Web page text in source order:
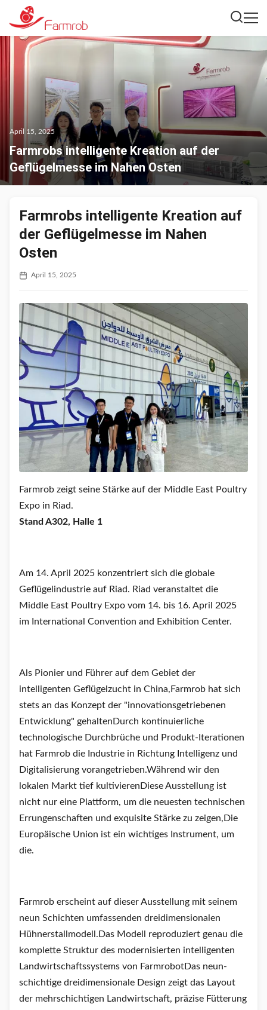
April 15, 2025
Farmrobs intelligente Kreation auf der
Geflügelmesse im Nahen Osten
Farmrobs intelligente Kreation auf
der Geflügelmesse im Nahen
Osten
April 15, 2025
Farmrob zeigt seine Stärke auf der Middle East Poultry
Expo in Riad.
Stand A302, Halle 1
Am 14. April 2025 konzentriert sich die globale
Geflügelindustrie auf Riad. Riad veranstaltet die
Middle East Poultry Expo vom 14. bis 16. April 2025
im International Convention and Exhibition Center.
Als Pionier und Führer auf dem Gebiet der
intelligenten Geflügelzucht in China,Farmrob hat sich
stets an das Konzept der "innovationsgetriebenen
Entwicklung" gehaltenDurch kontinuierliche
technologische Durchbrüche und Produkt-Iterationen
hat Farmrob die Industrie in Richtung Intelligenz und
Digitalisierung vorangetrieben.Während wir den
lokalen Markt tief kultivierenDiese Ausstellung ist
nicht nur eine Plattform, um die neuesten technischen
Errungenschaften und exquisite Stärke zu zeigen,Die
Europäische Union ist ein wichtiges Instrument, um
die.
Farmrob erscheint auf dieser Ausstellung mit seinem
neun Schichten umfassenden dreidimensionalen
Hühnerstallmodell.Das Modell reproduziert genau die
komplette Struktur des modernisierten intelligenten
Landwirtschaftssystems von FarmrobotDas neun-
schichtige dreidimensionale Design zeigt das Layout
der mehrschichtigen Landwirtschaft, präzise Fütterung